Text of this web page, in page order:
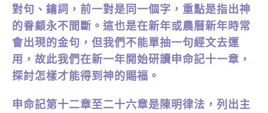
對句、鑰詞，前一對是同一個字，重點是指出神
的眷顧永不間斷。這也是在新年或農曆新年時常
會出現的金句，但我們不能單抽一句經文去運
用，故此我們在新一年開始研讀申命記十一章，
探討怎樣才能得到神的賜福。
申命記第十二章至二十六章是陳明律法，列出主